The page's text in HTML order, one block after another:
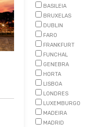
BASILEIA
BRUXELAS
DUBLIN
FARO
FRANKFURT
FUNCHAL
GENEBRA
HORTA
LISBOA
LONDRES
LUXEMBURGO
MADEIRA
MADRID